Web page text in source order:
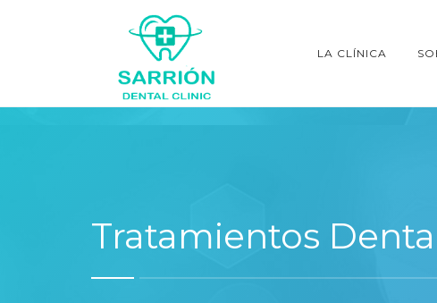
LA CLÍNICA
Tratamientos